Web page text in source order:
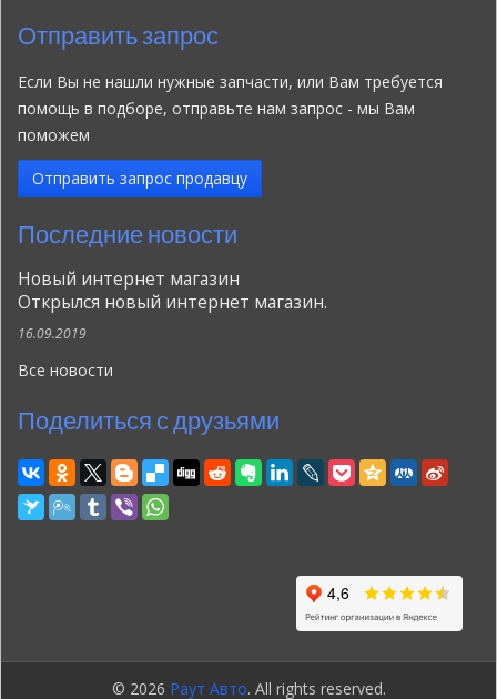
Отправить запрос
Если Вы не нашли нужные запчасти, или Вам требуется
помощь в подборе, отправьте нам запрос - мы Вам
поможем
Отправить запрос продавцу
Последние новости
Новый интернет магазин
Открылся новый интернет магазин.
16.09.2019
Все новости
Поделиться с друзьями
© 2026 Раут Авто. All rights reserved.